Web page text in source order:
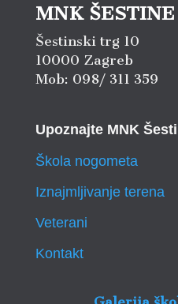
MNK ŠESTINE
Šestinski trg 10
10000 Zagreb
Mob: 098/ 311 359
Upoznajte MNK
Škola nogometa
Iznajmljivanje terena
Veterani
Kontakt